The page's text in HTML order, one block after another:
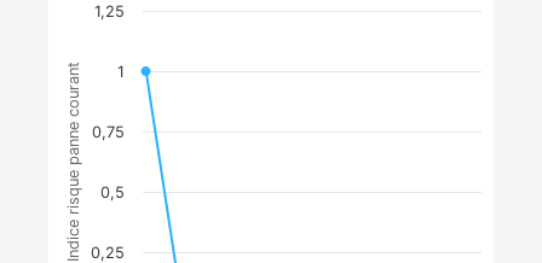
Indice risque panne courant 0,25
0,5
0,75
1
1,25